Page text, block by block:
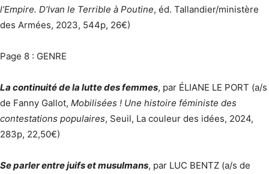
l’Empire. D’Ivan le Terrible à Poutine, éd. Tallandier/ministère
des Armées, 2023, 544p, 26€)
Page 8 : GENRE
La continuité de la lutte des femmes, par ÉLIANE LE PORT (a/s
de Fanny Gallot, Mobilisées ! Une histoire féministe des
contestations populaires, Seuil, La couleur des idées, 2024,
283p, 22,50€)
Se parler entre juifs et musulmans, par LUC BENTZ (a/s de